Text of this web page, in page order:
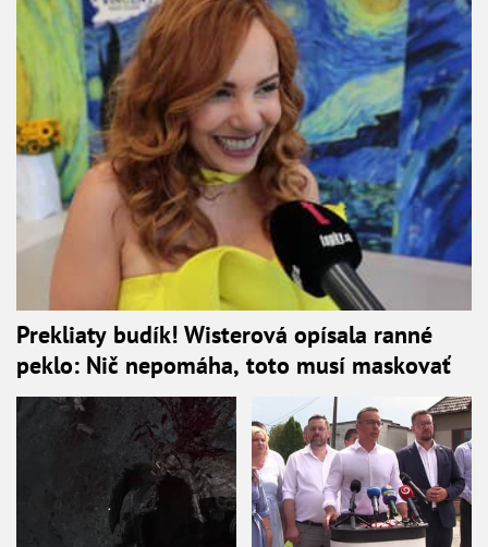
Prekliaty budík! Wisterová opísala ranné
peklo: Nič nepomáha, toto musí maskovať